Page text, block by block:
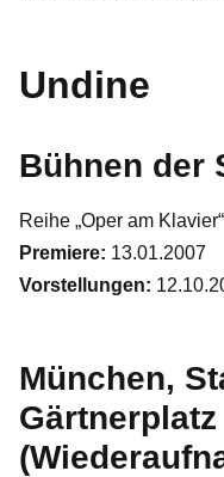
Undine
Bühnen der
Reihe „Oper am Klavier“
Premiere: 13.01.2007
Vorstellungen:
München,
Gärtnerplatz